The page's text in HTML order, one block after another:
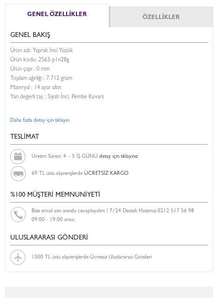
GENEL ÖZELLİKLER ÖZELLİKLER
GENEL BAKIŞ
Ürün adı: Yaprak İnci Yüzük
Ürün kodu: 2563-p1n28g
Ürün çapı : 0 mm
Toplam ağırlığı : 7.712 gram
Materyal : 14 ayar altın
Yarı değerli taş : Siyah İnci, Pembe Kuvars
Daha fazla detay için tıklayın
TESLİMAT
Üretim Süresi: 4 – 5 İŞ GÜNÜ detay için tıklayınız
69 TL üstü alışverişlerde ÜCRETSİZ KARGO
%100 MÜŞTERİ MEMNUNİYETİ
Bize email atın anında cevaplayalım ! 7/24 Destek Hattımız 0212 517 56 98
09:00 - 19:00 arası.
ULUSLARARASI GÖNDERİ
1500 TL üstü alışverişlerde Ücretsiz Uluslararası Gönderi